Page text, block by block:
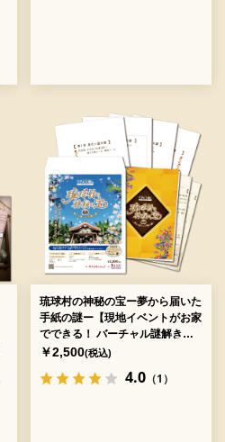
琉球村の神秘の宝ー夢から届いた
手紙の謎ー【現地イベントがお家
でできる！ バーチャル謎解きプ
ログラム】[送料ウエイト：3]
￥2,500(税込)
4.0（1）